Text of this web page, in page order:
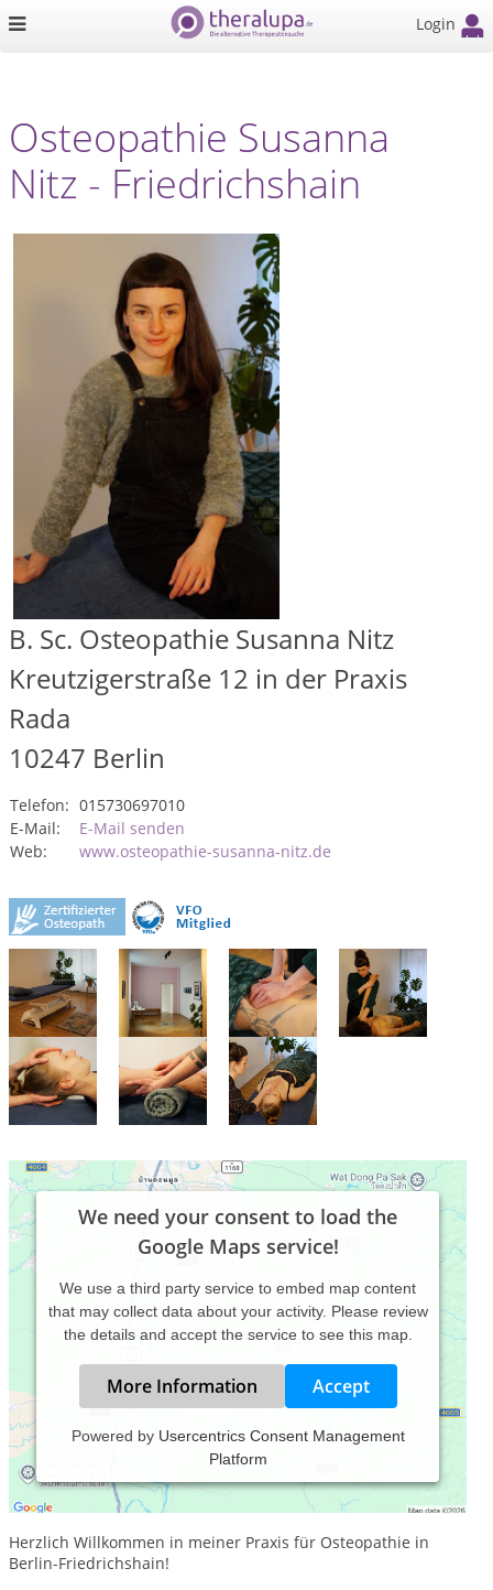
Login
Osteopathie Susanna
Nitz - Friedrichshain
B. Sc. Osteopathie Susanna Nitz
Kreutzigerstraße 12 in der Praxis
Rada
10247 Berlin
Telefon: 015730697010
E-Mail:
E-Mail senden
Web:
www.osteopathie-susanna-nitz.de
We need your consent to load the
Google Maps service!
We use a third party service to embed map content
that may collect data about your activity. Please review
the details and accept the service to see this map.
More Information Accept
Powered by Usercentrics Consent Management
Platform
***english below***
Liebe Patient*innen,
Herzlich Willkommen in meiner Praxis für Osteopathie in
Berlin-Friedrichshain!